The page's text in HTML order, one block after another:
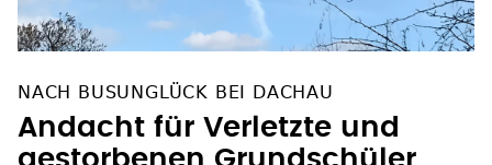
NACH BUSUNGLÜCK BEI DACHAU
Andacht für Verletzte und